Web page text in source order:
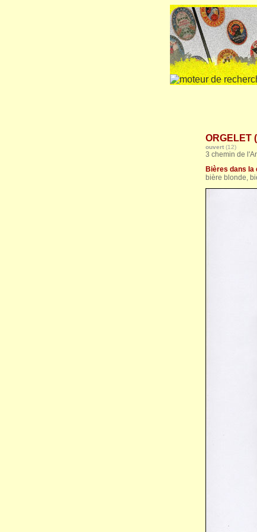
ORGELET
ouvert (12)
3 chemin de
Bières dans la
bière blonde,